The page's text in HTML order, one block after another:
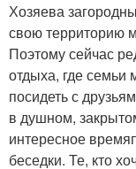
Хозяева
свою территорию
Поэтому сейчас
отдыха, где семьи
посидеть с
в душном,
интересное
беседки. Те, кто